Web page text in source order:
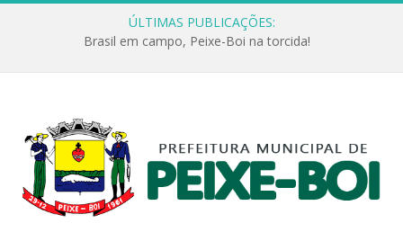
ÚLTIMAS PUBLICAÇÕES:
Brasil em campo, Peixe-Boi na torcida!